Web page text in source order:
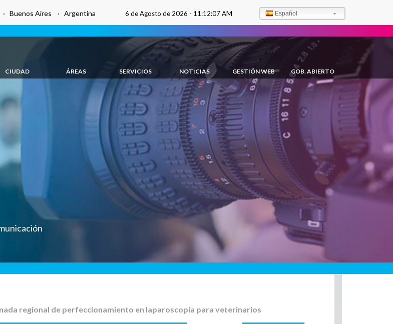
· Buenos Aires · Argentina 6 de Agosto de 2026 - 11:12:08 AM Español
CIUDAD ÁREAS SERVICIOS NOTICIAS GESTIÓN WEB GOB. ABIERTO
regional de perfeccionamiento en laparoscopía para veterinarios